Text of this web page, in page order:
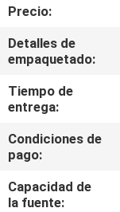
DE
CALIDAD
ÉNTRENOS
EN
CONTACTO
CON
Precio:
Detalles de
empaquetado:
Tiempo de
entrega:
Condiciones de
pago:
Capacidad de
la fuente: